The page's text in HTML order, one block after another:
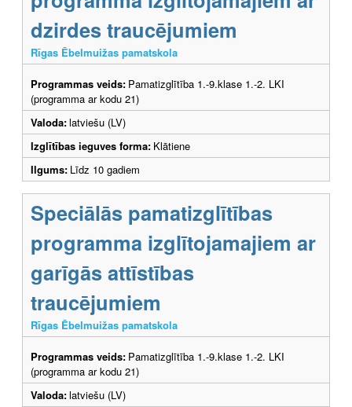
dzirdes traucējumiem
Rīgas Ēbelmuižas pamatskola
Programmas veids: Pamatizglītība 1.-9.klase 1.-2. LKI
(programma ar kodu 21)
Valoda:latviešu (LV)
Izglītības ieguves forma: Klātiene
Ilgums: Līdz 10 gadiem
Speciālās pamatizglītības
programma izglītojamajiem ar
garīgās attīstības
traucējumiem
Rīgas Ēbelmuižas pamatskola
Programmas veids: Pamatizglītība 1.-9.klase 1.-2. LKI
(programma ar kodu 21)
Valoda:latviešu (LV)